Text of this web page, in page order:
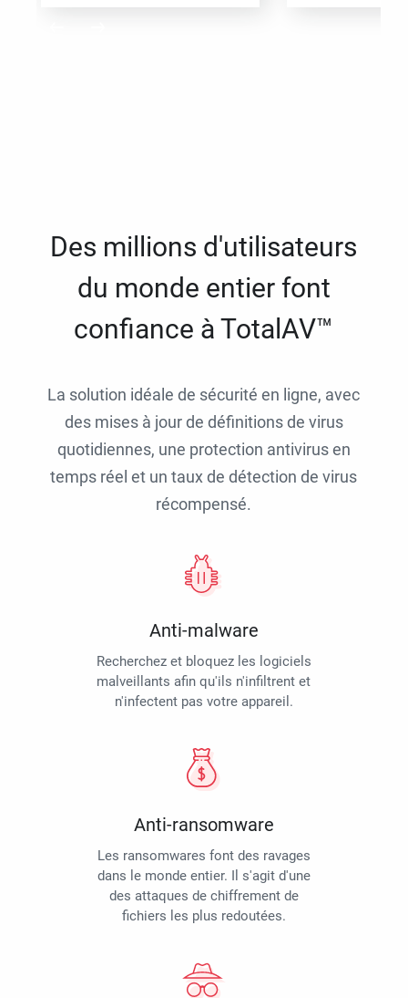
Des millions d'utilisateurs
du monde entier font
confiance à TotalAV™
La solution idéale de sécurité en ligne, avec
des mises à jour de définitions de virus
quotidiennes, une protection antivirus en
temps réel et un taux de détection de virus
récompensé.
Anti-malware
Recherchez et bloquez les logiciels
malveillants afin qu'ils n'infiltrent et
n'infectent pas votre appareil.
Anti-ransomware
Les ransomwares font des ravages
dans le monde entier. Il s'agit d'une
des attaques de chiffrement de
fichiers les plus redoutées.